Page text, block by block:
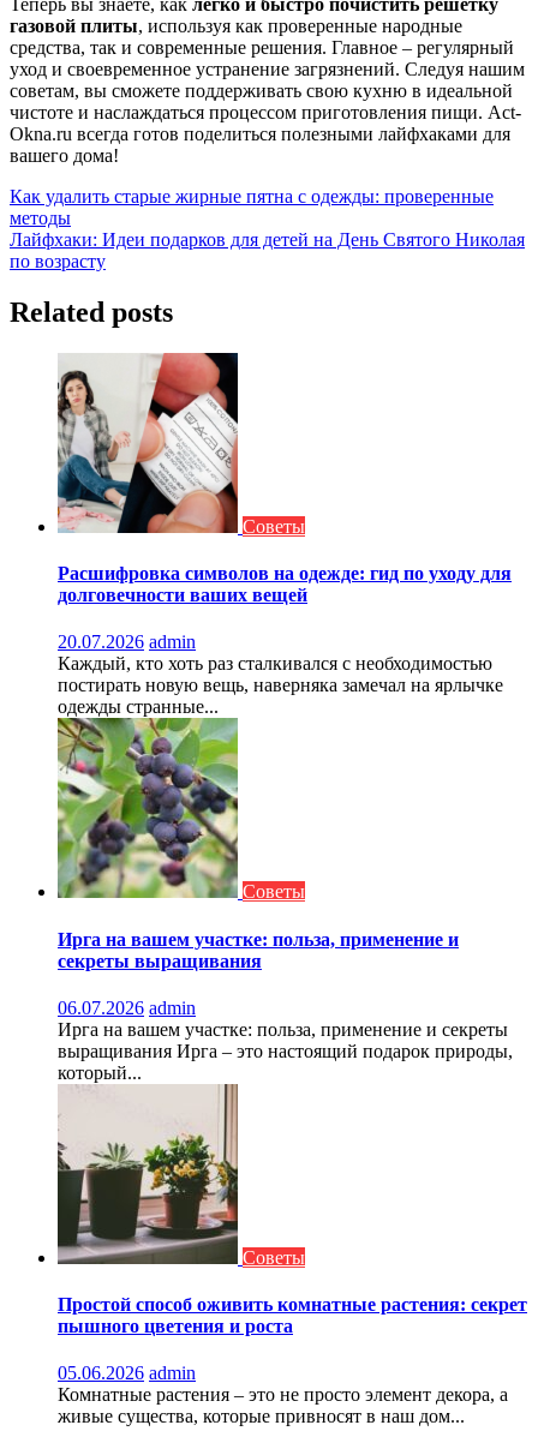
Теперь вы знаете, как легко и быстро почистить решетку
газовой плиты, используя как проверенные народные
средства, так и современные решения. Главное – регулярный
уход и своевременное устранение загрязнений. Следуя нашим
советам, вы сможете поддерживать свою кухню в идеальной
чистоте и наслаждаться процессом приготовления пищи. Act-
Okna.ru всегда готов поделиться полезными лайфхаками для
вашего дома!
Навигация
по
записям
Как удалить старые жирные пятна с одежды: проверенные
методы
Лайфхаки: Идеи подарков для детей на День Святого Николая
по возрасту
Related posts
Советы
Расшифровка символов на одежде: гид по уходу для
долговечности ваших вещей
20.07.2026 admin
Каждый, кто хоть раз сталкивался с необходимостью
постирать новую вещь, наверняка замечал на ярлычке
одежды странные...
Советы
Ирга на вашем участке: польза, применение и
секреты выращивания
06.07.2026 admin
Ирга на вашем участке: польза, применение и секреты
выращивания Ирга – это настоящий подарок природы,
который...
Советы
Простой способ оживить комнатные растения: секрет
пышного цветения и роста
05.06.2026 admin
Комнатные растения – это не просто элемент декора, а
живые существа, которые привносят в наш дом...